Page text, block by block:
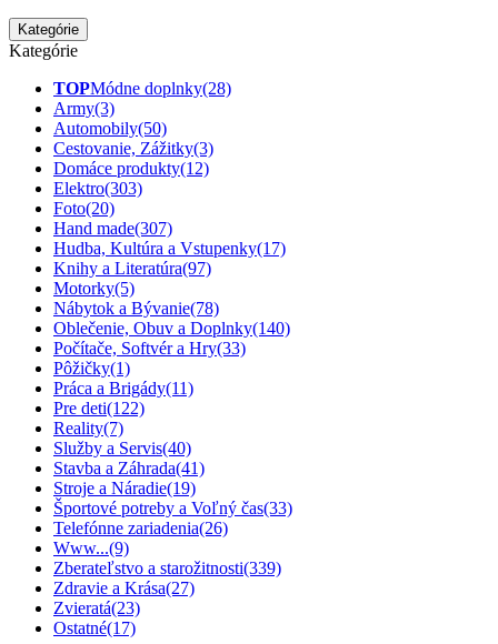
Kategórie
Kategórie
TOPMódne doplnky(28)
Army(3)
Automobily(50)
Cestovanie, Zážitky(3)
Domáce produkty(12)
Elektro(303)
Foto(20)
Hand made(307)
Hudba, Kultúra a Vstupenky(17)
Knihy a Literatúra(97)
Motorky(5)
Nábytok a Bývanie(78)
Oblečenie, Obuv a Doplnky(140)
Počítače, Softvér a Hry(33)
Pôžičky(1)
Práca a Brigády(11)
Pre deti(122)
Reality(7)
Služby a Servis(40)
Stavba a Záhrada(41)
Stroje a Náradie(19)
Športové potreby a Voľný čas(33)
Telefónne zariadenia(26)
Www...(9)
Zberateľstvo a starožitnosti(339)
Zdravie a Krása(27)
Zvieratá(23)
Ostatné(17)